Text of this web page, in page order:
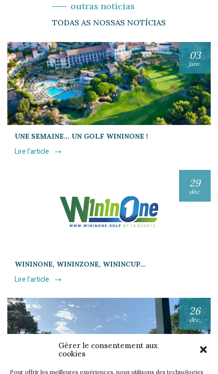
Gérer le consentement aux
cookies
Pour offrir les meilleures expériences, nous utilisons des technologies
outras notícias
TODAS AS NOSSAS NOTÍCIAS
03
janv.
UNE SEMAINE… UN GOLF WININONE !
Lire l'article
29
déc.
WININONE, WININZONE, WININCUP…
Lire l'article
26
déc.